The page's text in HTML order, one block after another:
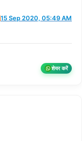
15 Sep 2020, 05:49 AM
शेयर करें